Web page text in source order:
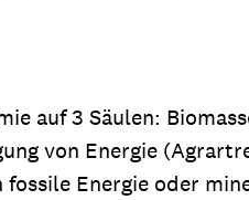
auf 3 Säulen:
von Energie
Energie oder